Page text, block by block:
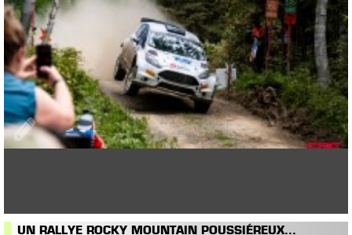
UN RALLYE ROCKY MOUNTAIN POUSSIÉREUX...